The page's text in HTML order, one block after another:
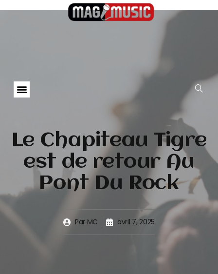
Le Chapiteau Tigre
est de retour Au
Pont Du Rock
ParMC avril 7, 2025